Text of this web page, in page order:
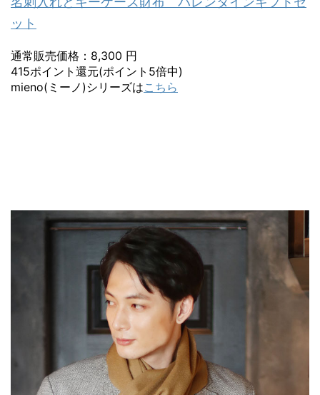
ット
通常販売価格：8,300 円
415ポイント還元(ポイント5倍中)
mieno(ミーノ)シリーズはこちら